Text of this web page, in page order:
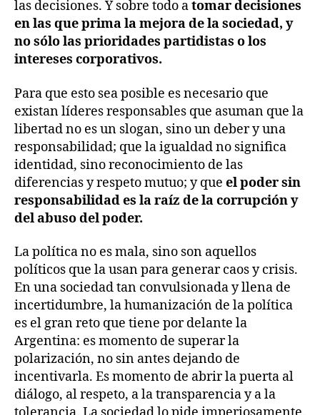
las decisiones. Y sobre todo atomar decisiones
en las que prima la mejora de la sociedad, y
no sólo las prioridades partidistas o los
intereses corporativos.
Para que esto sea posible es necesario que
existan líderes responsables que asuman que la
libertad no es un slogan, sino un deber y una
responsabilidad; que la igualdad no significa
identidad, sino reconocimiento de las
diferencias y respeto mutuo; y que el poder sin
responsabilidad es la raíz de la corrupción y
del abuso del poder.
La política no es mala, sino son aquellos
políticos que la usan para generar caos y crisis.
En una sociedad tan convulsionada y llena de
incertidumbre, la humanización de la política
es el gran reto que tiene por delante la
Argentina: es momento de superar la
polarización, no sin antes dejando de
incentivarla. Es momento de abrir la puerta al
diálogo, al respeto, a la transparencia y a la